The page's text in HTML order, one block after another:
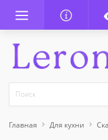
Главная Для кухни